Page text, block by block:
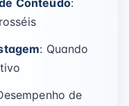
Conteúdo:
: Quando
de